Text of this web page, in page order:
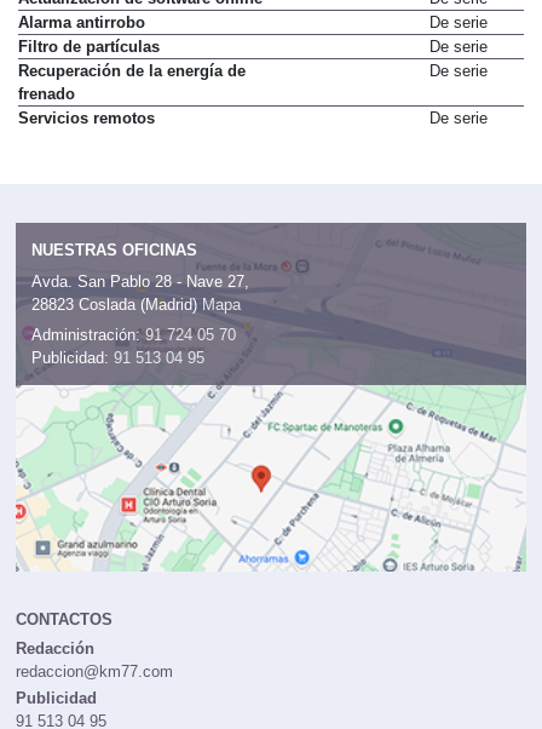
Actualización de software online
De serie
Alarma antirrobo
De serie
Filtro de partículas
De serie
Recuperación de la energía de
frenado
NUESTRAS OFICINAS
Avda. San Pablo 28 - Nave 27,
28823 Coslada (Madrid)Mapa
Administración:91 724 05 70
Publicidad:
CONTACTOS
Redacción
redaccion@km77.com
Publicidad